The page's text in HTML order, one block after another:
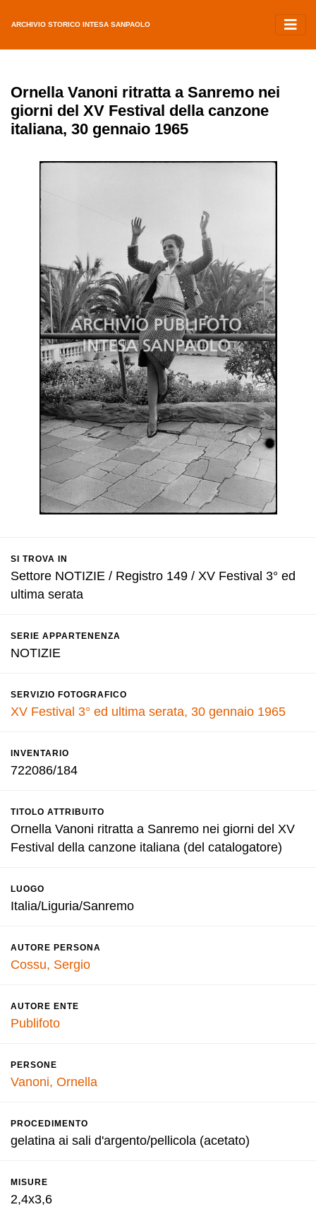
ARCHIVIO STORICO INTESA SANPAOLO
Ornella Vanoni ritratta a Sanremo nei
giorni del XV Festival della canzone
italiana, 30 gennaio 1965
SI TROVA IN
Settore NOTIZIE / Registro 149 / XV Festival 3° ed
ultima serata
SERIE APPARTENENZA
NOTIZIE
SERVIZIO FOTOGRAFICO
XV Festival 3° ed ultima serata, 30 gennaio 1965
INVENTARIO
722086/184
TITOLO ATTRIBUITO
Ornella Vanoni ritratta a Sanremo nei giorni del XV
Festival della canzone italiana (del catalogatore)
LUOGO
Italia/Liguria/Sanremo
AUTORE PERSONA
Cossu, Sergio
AUTORE ENTE
Publifoto
PERSONE
Vanoni, Ornella
PROCEDIMENTO
gelatina ai sali d'argento/pellicola (acetato)
MISURE
2,4x3,6